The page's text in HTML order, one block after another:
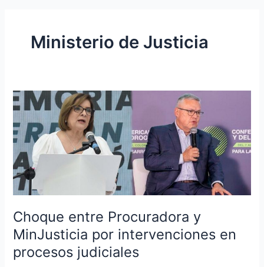
Ministerio de Justicia
Choque entre Procuradora y
MinJusticia por intervenciones en
procesos judiciales
Choque
entre
Procuradora
y
MinJusticia
por
intervenciones
en
procesos
judiciales